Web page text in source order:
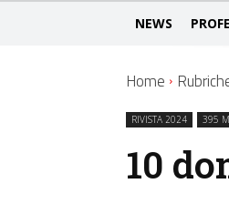
NEWS
Home
RIVISTA 2024 395
10